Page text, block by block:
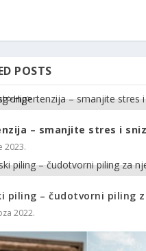
POSTS
– smanjite stres i
2023.
piling – čudotvorni piling
2022.